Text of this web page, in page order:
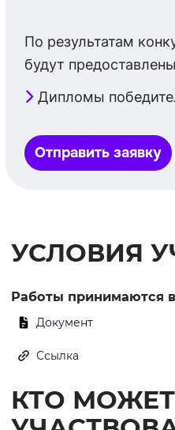
По результатам
будут
Дипломы
Отправить заявку
УСЛОВИЯ
Работы принимаются
Документ
Ссылка
КТО МОЖЕТ